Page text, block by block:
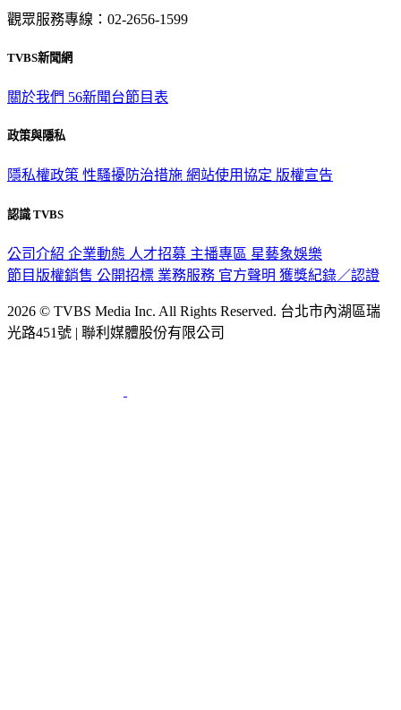
觀眾服務專線：02-2656-1599
TVBS新聞網
關於我們 56新聞台節目表
政策與隱私
隱私權政策 性騷擾防治措施 網站使用協定 版權宣告
認識 TVBS
公司介紹 企業動態 人才招募 主播專區 星藝象娛樂
節目版權銷售 公開招標 業務服務 官方聲明 獲獎紀錄／認證
2026 © TVBS Media Inc. All Rights Reserved. 台北市內湖區瑞
光路451號 | 聯利媒體股份有限公司